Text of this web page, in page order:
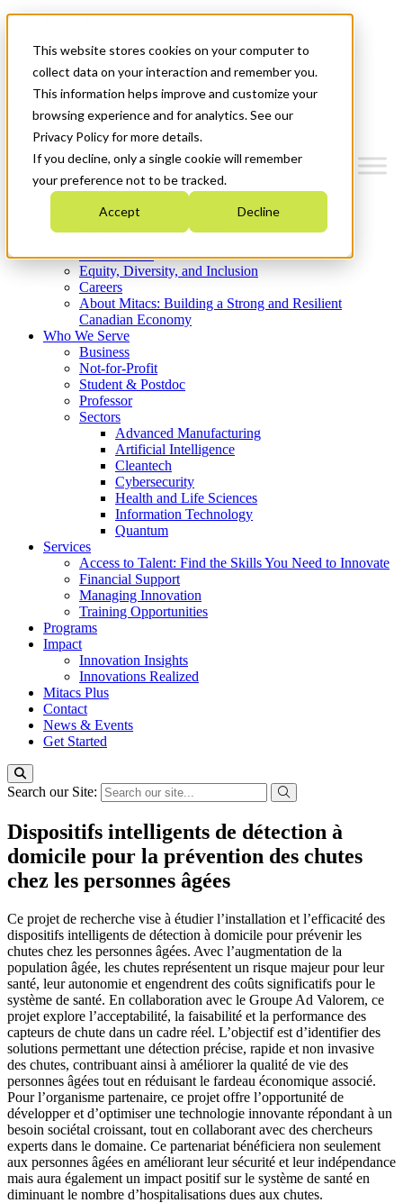
This website stores cookies on your computer to
collect data on your interaction and remember you.
This information helps improve and customize your
browsing experience and for analytics. See our
Privacy Policy for more details.
If you decline, only a single cookie will remember
your preference not to be tracked.
Accept Decline
News & Events
Get Started
Menu
Who We Are
Strategic Plan 2026-2030
What We Do
Equity, Diversity, and Inclusion
Careers
About Mitacs: Building a Strong and Resilient
Canadian Economy
Who We Serve
Business
Not-for-Profit
Student & Postdoc
Professor
Sectors
Advanced Manufacturing
Artificial Intelligence
Cleantech
Cybersecurity
Health and Life Sciences
Information Technology
Quantum
Services
Access to Talent: Find the Skills You Need to Innovate
Financial Support
Managing Innovation
Training Opportunities
Programs
Impact
Innovation Insights
Innovations Realized
Mitacs Plus
Contact
News & Events
Get Started
Search our Site:
Dispositifs intelligents de détection à
domicile pour la prévention des chutes
chez les personnes âgées
Ce projet de recherche vise à étudier l’installation et l’efficacité des
dispositifs intelligents de détection à domicile pour prévenir les
chutes chez les personnes âgées. Avec l’augmentation de la
population âgée, les chutes représentent un risque majeur pour leur
santé, leur autonomie et engendrent des coûts significatifs pour le
système de santé. En collaboration avec le Groupe Ad Valorem, ce
projet explore l’acceptabilité, la faisabilité et la performance des
capteurs de chute dans un cadre réel. L’objectif est d’identifier des
solutions permettant une détection précise, rapide et non invasive
des chutes, contribuant ainsi à améliorer la qualité de vie des
personnes âgées tout en réduisant le fardeau économique associé.
Pour l’organisme partenaire, ce projet offre l’opportunité de
développer et d’optimiser une technologie innovante répondant à un
besoin sociétal croissant, tout en collaborant avec des chercheurs
experts dans le domaine. Ce partenariat bénéficiera non seulement
aux personnes âgées en améliorant leur sécurité et leur indépendance
mais aura également un impact positif sur le système de santé en
diminuant le nombre d’hospitalisations dues aux chutes.